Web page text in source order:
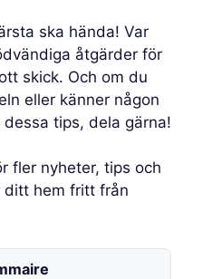
ska hända! Var
åtgärder för
skick. Och om du
eller känner någon
tips, dela gärna!
fler nyheter, tips och
ditt hem fritt från